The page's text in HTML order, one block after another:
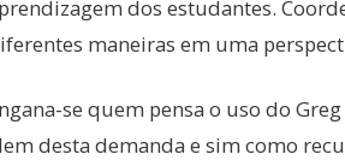
dos estudantes.
maneiras em uma
se quem pensa o uso do
desta demanda e sim como